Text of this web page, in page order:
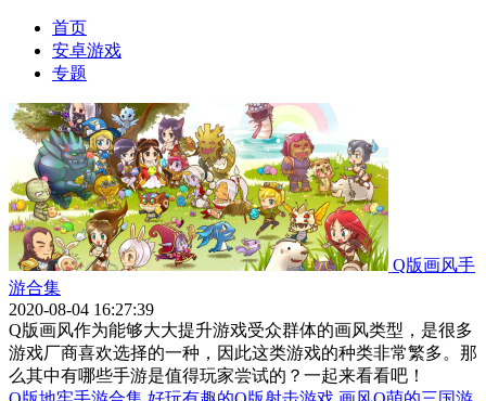
首页
安卓游戏
专题
Q版画风手
游合集
2020-08-04 16:27:39
Q版画风作为能够大大提升游戏受众群体的画风类型，是很多
游戏厂商喜欢选择的一种，因此这类游戏的种类非常繁多。那
么其中有哪些手游是值得玩家尝试的？一起来看看吧！